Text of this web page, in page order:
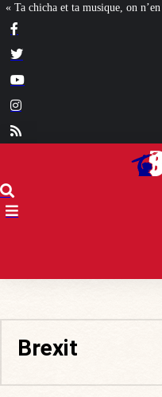
pas » : la mairie RN d’Agde
Brexit